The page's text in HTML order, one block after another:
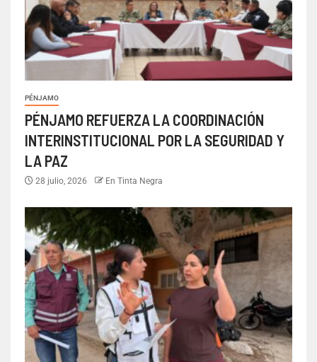
PÉNJAMO
PÉNJAMO REFUERZA LA COORDINACIÓN
INTERINSTITUCIONAL POR LA SEGURIDAD Y
LA PAZ
28 julio, 2026 En Tinta Negra